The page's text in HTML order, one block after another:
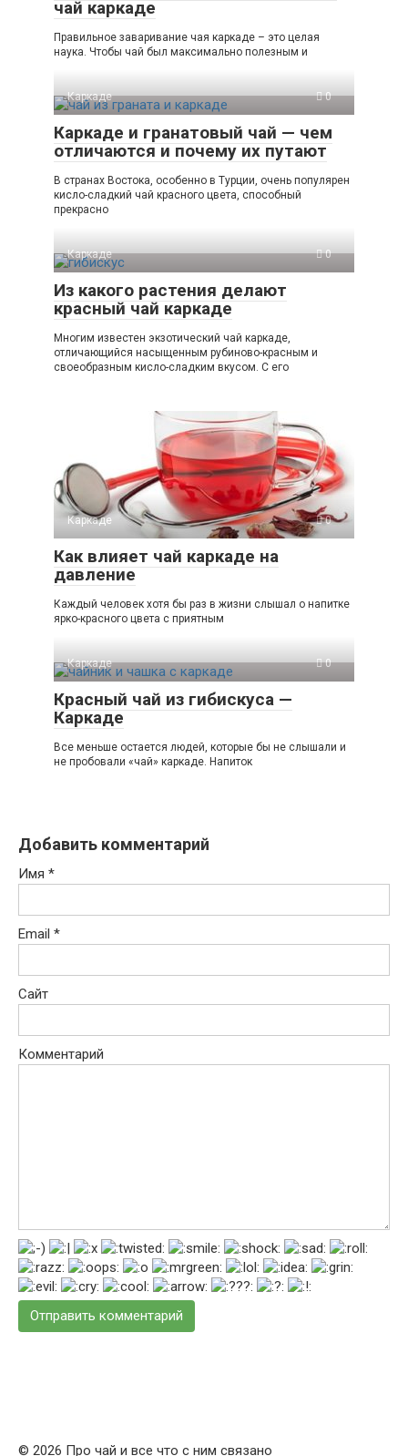
чай каркаде
Правильное заваривание чая каркаде – это целая
наука. Чтобы чай был максимально полезным и
Каркаде 0
Каркаде и гранатовый чай — чем
отличаются и почему их путают
В странах Востока, особенно в Турции, очень популярен
кисло-сладкий чай красного цвета, способный
прекрасно
Каркаде 0
Из какого растения делают
красный чай каркаде
Многим известен экзотический чай каркаде,
отличающийся насыщенным рубиново-красным и
своеобразным кисло-сладким вкусом. С его
Каркаде 0
Как влияет чай каркаде на
давление
Каждый человек хотя бы раз в жизни слышал о напитке
ярко-красного цвета с приятным
Каркаде 0
Красный чай из гибискуса —
Каркаде
Все меньше остается людей, которые бы не слышали и
не пробовали «чай» каркаде. Напиток
Добавить комментарий
Имя *
Email *
Сайт
Комментарий
© 2026 Про чай и все что с ним связано